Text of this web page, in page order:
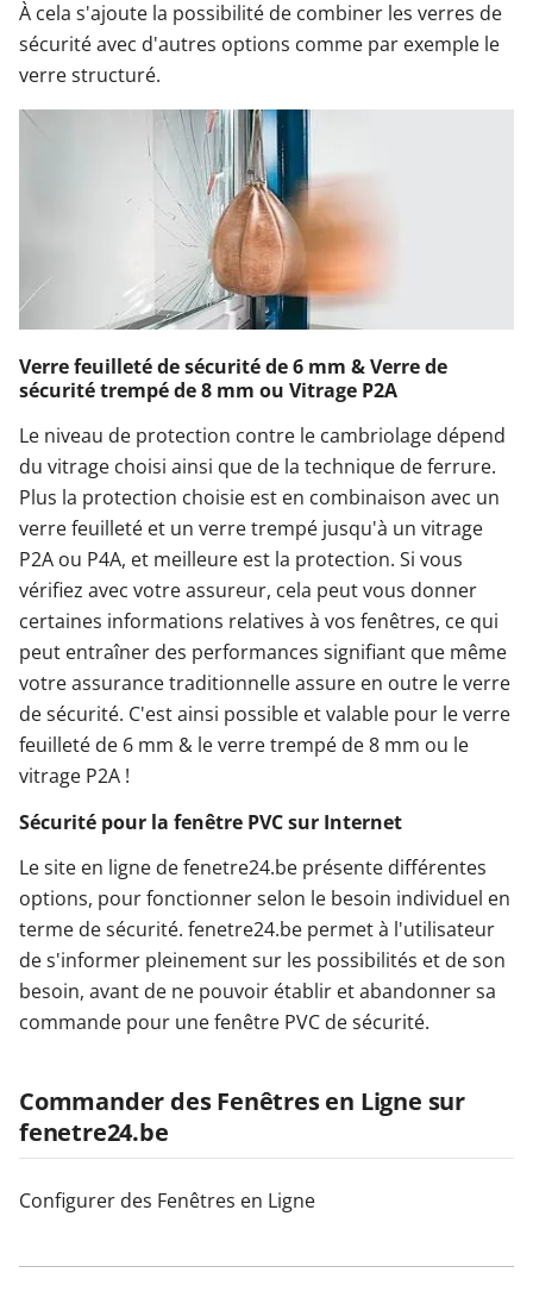
À cela s'ajoute la possibilité de combiner les verres de
sécurité avec d'autres options comme par exemple le
verre structuré.
Verre feuilleté de sécurité de 6 mm & Verre de
sécurité trempé de 8 mm ou Vitrage P2A
Le niveau de protection contre le cambriolage dépend
du vitrage choisi ainsi que de la technique de ferrure.
Plus la protection choisie est en combinaison avec un
verre feuilleté et un verre trempé jusqu'à un vitrage
P2A ou P4A, et meilleure est la protection. Si vous
vérifiez avec votre assureur, cela peut vous donner
certaines informations relatives à vos fenêtres, ce qui
peut entraîner des performances signifiant que même
votre assurance traditionnelle assure en outre le verre
de sécurité. C'est ainsi possible et valable pour le verre
feuilleté de 6 mm & le verre trempé de 8 mm ou le
vitrage P2A !
Sécurité pour la fenêtre PVC sur Internet
Le site en ligne de fenetre24.be présente différentes
options, pour fonctionner selon le besoin individuel en
terme de sécurité. fenetre24.be permet à l'utilisateur
de s'informer pleinement sur les possibilités et de son
besoin, avant de ne pouvoir établir et abandonner sa
commande pour une fenêtre PVC de sécurité.
Commander des Fenêtres en Ligne sur
fenetre24.be
Configurer des Fenêtres en Ligne